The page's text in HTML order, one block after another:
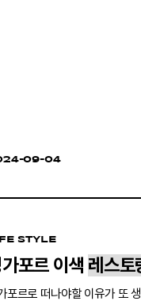
09-04
STYLE
포르 이색 레스토
포르로 떠나야할 이유가 또